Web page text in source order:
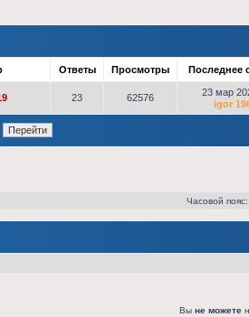
Ответы Просмотры Последнее
23 62576
23 мар
igor
Часовой
Вы не можете